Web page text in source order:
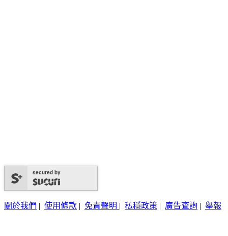
secured by
關於我們 | 使用條款 | 免責聲明 | 私穩政策 | 廣告查詢 | 舉報